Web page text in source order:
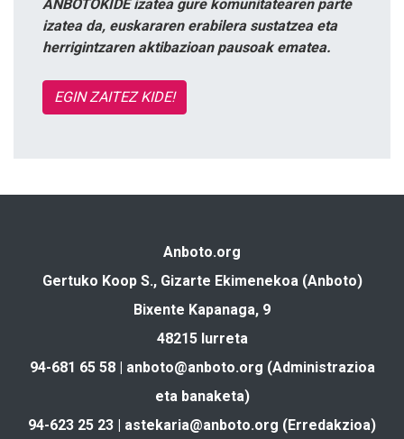
ANBOTOKIDE izatea gure komunitatearen parte
izatea da, euskararen erabilera sustatzea eta
herrigintzaren aktibazioan pausoak ematea.
EGIN ZAITEZ KIDE!
Anboto.org
Gertuko Koop S., Gizarte Ekimenekoa (Anboto)
Bixente Kapanaga, 9
48215 Iurreta
94-681 65 58 | anboto@anboto.org (Administrazioa
eta banaketa)
94-623 25 23 | astekaria@anboto.org (Erredakzioa)